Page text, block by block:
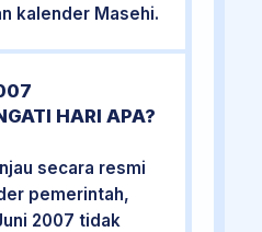
kalender Masehi.
HARI APA?
secara resmi
pemerintah,
2007 tidak